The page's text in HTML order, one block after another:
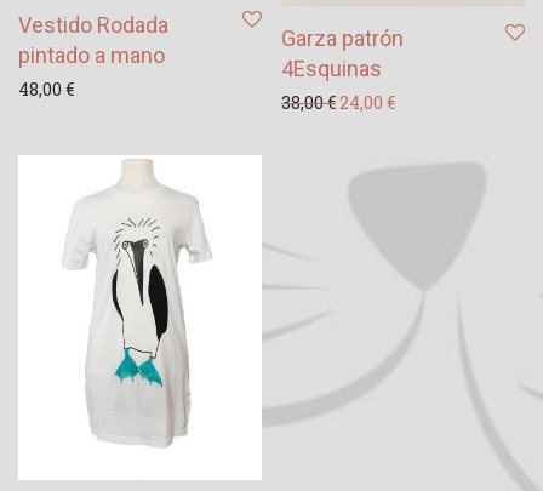
Vestido Rodada
pintado a mano
48,00 €
Garza patrón
4Esquinas
38,00€ El precio original era:
24,00 €El precio actual